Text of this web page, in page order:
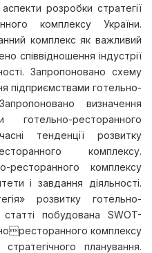
розробки стратегії
комплексу України.
комплекс як важливий
співвідношення індустрії
Запропоновано схему
підприємствами готельно-
визначення
готельно-ресторанного
тенденції розвитку
комплексу.
ресторанного комплексу
і завдання діяльності.
розвитку готельно-
побудована SWOT-
комплексу
планування.